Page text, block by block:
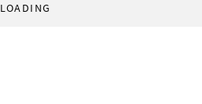
LOADING